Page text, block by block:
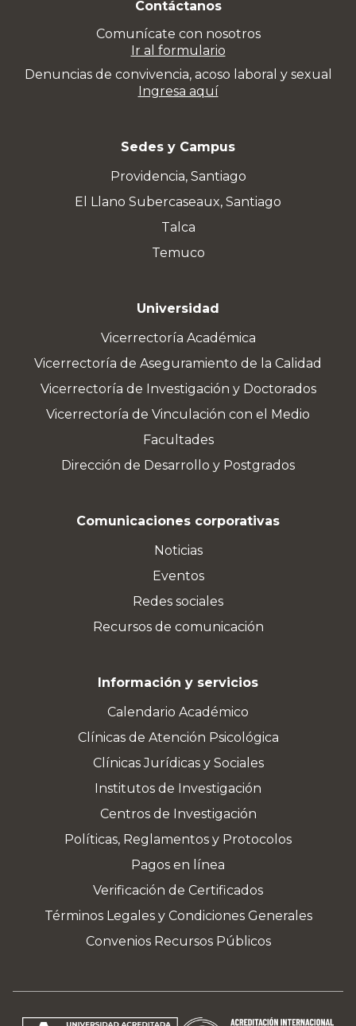
Contáctanos
Comunícate con nosotros
Ir al formulario
Denuncias de convivencia, acoso laboral y sexual
Ingresa aquí
Sedes y Campus
Providencia, Santiago
El Llano Subercaseaux, Santiago
Talca
Temuco
Universidad
Vicerrectoría Académica
Vicerrectoría de Aseguramiento de la Calidad
Vicerrectoría de Investigación y Doctorados
Vicerrectoría de Vinculación con el Medio
Facultades
Dirección de Desarrollo y Postgrados
Comunicaciones corporativas
Noticias
Eventos
Redes sociales
Recursos de comunicación
Información y servicios
Calendario Académico
Clínicas de Atención Psicológica
Clínicas Jurídicas y Sociales
Institutos de Investigación
Centros de Investigación
Políticas, Reglamentos y Protocolos
Pagos en línea
Verificación de Certificados
Términos Legales y Condiciones Generales
Convenios Recursos Públicos